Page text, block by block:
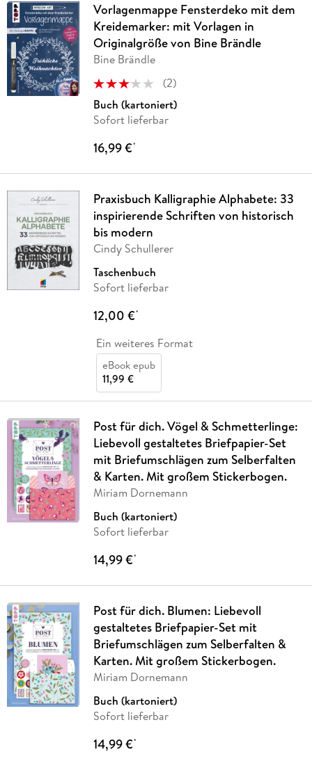
Vorlagenmappe Fensterdeko mit dem
Kreidemarker: mit Vorlagen in
Originalgröße von Bine Brändle
Bine Brändle
(2)
Buch (kartoniert)
Sofort lieferbar
16,99 €*
Praxisbuch Kalligraphie Alphabete: 33
inspirierende Schriften von historisch
bis modern
Cindy Schullerer
Taschenbuch
Sofort lieferbar
12,00 €*
Ein weiteres Format
eBook epub
11,99 €
Post für dich. Vögel & Schmetterlinge:
Liebevoll gestaltetes Briefpapier-Set
mit Briefumschlägen zum Selberfalten
& Karten. Mit großem Stickerbogen.
Miriam Dornemann
Buch (kartoniert)
Sofort lieferbar
14,99 €*
Post für dich. Blumen: Liebevoll
gestaltetes Briefpapier-Set mit
Briefumschlägen zum Selberfalten &
Karten. Mit großem Stickerbogen.
Miriam Dornemann
Buch (kartoniert)
Sofort lieferbar
14,99 €*